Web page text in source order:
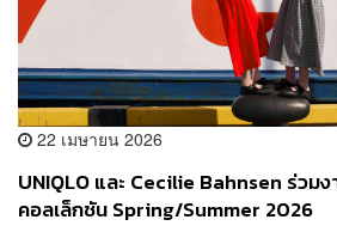
22 เมษายน 2026
UNIQLO และ Cecilie Bahnsen ร่วม
คอลเล็กชัน Spring/Summer 2026